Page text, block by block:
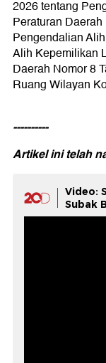
2026 tentang
Peraturan
Pengendalian
Alih Kepemilikan
Daerah Nomor 8
Ruang Wilayan
----------
Artikel ini telah
Video:
Subak